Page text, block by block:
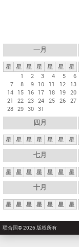
一月
星 星 星 星 星 星
星
1
2 3 4 5
6
7
8 9 10 11 12
13
14 15 16 17 18 19 20
21
22 23 24 25 26 27
28 29 30 31
四月
星 星 星 星 星 星 星
七月
星 星 星 星 星 星 星
十月
星 星 星 星 星 星 星
联合国© 2026 版权所有